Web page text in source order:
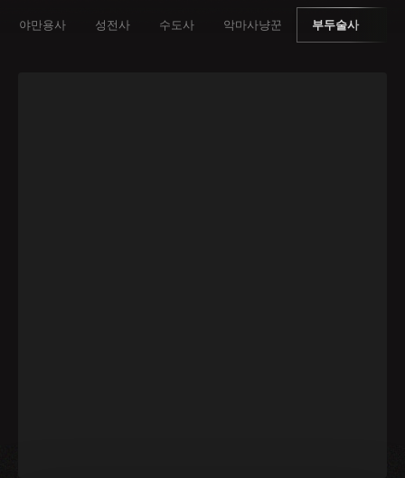
야만용사 성전사 수도사 악마사냥꾼 부두술사